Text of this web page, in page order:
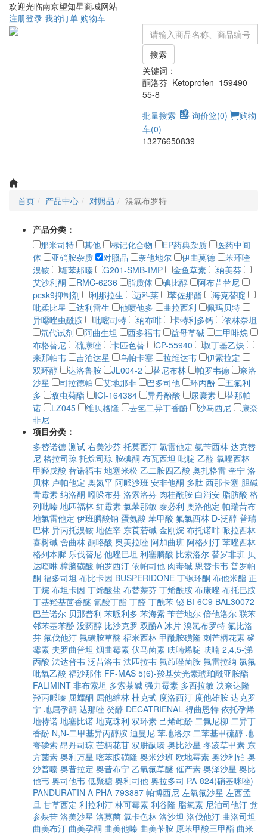
欢迎光临南京望知星商城网站
注册登录 我的订单 购物车
搜索
关键词：
酮洛芬 Ketoprofen 159490-
55-8
批量搜索
询价篮(0)
购物
车(0)
13276650839
首页 产品中心 对照品 溴氯布罗特
产品分类：
那米司特
其他 标记化合物 EP药典杂质
医药中间
体
亚硝胺杂质 对照品 奈他地尔 伊曲莫德
苯环喹
溴铵
缬苯那嗪 G201-SMB-IMP 金鱼草素
纳美芬
艾沙利酮
RMC-6236 脂质体 碘比醇
阿布昔替尼
pcsk9抑制剂
利那拉生 迈科莱 苯佐那酯
海克替啶
吡柔比星
达利雷生 他喷他多 曲拉西利
佩玛贝特
异噁唑虫酰胺
吡嘧司特 纳布啡 卡特利多钙
依林奈坦
氘代试剂
阿曲生坦 西多福韦 益母草碱
二甲啡烷
布格替尼
硫康唑 卡匹色替 CP-55940
叔丁基乙炔
来那帕韦
吉泊达星 乌帕卡塞 拉维达韦
伊索拉定
双环醇
达洛鲁胺 JL004-2 替尼布林 帕罗韦德
奈洛
沙星
司拉德帕 艾地那非 巴多司他 环丙酚
五氟利
多
敌虫菊酯 ICI-164384 异丹酚酸 尿囊素
替那帕
诺
LZ045 维贝格隆 去氢二异丁香酚 沙马西尼
康奈
非尼
项目分类：
多替诺德 测试 右美沙芬 托莫西汀 氯雷他定 氨苄西林 达克替
尼 格拉司琼 托烷司琼 胺碘酮 布瓦西坦 吡啶 乙醛 氯唑西林
甲羟戊酸 替诺福韦 地塞米松 乙二胺四乙酸 奥扎格雷 奎宁 洛
贝林 卢帕他定 奥氮平 阿哌沙班 安非他酮 多肽 西那卡塞 胆碱
青霉素 纳洛酮 吲哚布芬 洛索洛芬 肉桂酰胺 白消安 脂肪酸 格
列吡嗪 地匹福林 红霉素 氯苯那敏 泰必利 奥洛他定 帕瑞昔布
地氯雷他定 伊班膦酸钠 蛋氨酸 苯甲酸 氟氯西林 D-泛醇 普瑞
巴林 异丙托溴铵 地佐辛 东莨菪碱 金刚烷 布托诺啡 哌拉西林
喜树碱 舍曲林 酮咯酸 奥美拉唑 阿加曲班 阿格列汀 苯唑西林
格列本脲 乐伐替尼 他唑巴坦 利塞膦酸 比索洛尔 替罗非班 贝
达喹啉 樟脑磺酸 帕罗西汀 依帕司他 肉毒碱 恩替卡韦 普罗帕
酮 福多司坦 布比卡因 BUSPERIDONE 丁螺环酮 布他米酯 正
丁烷 布坦卡因 丁烯酸盐 布替萘芬 丁烯酰胺 布康唑 布托巴胺
丁基羟基茴香醚 氰酸丁酯 丁醛 丁酰苯 铋 BI-6C9 BAL30072
巴兰诺尔 贝那普利 苯哌利多 苯海索 苄普地尔 倍他洛尔 联苯
邻苯基苯酚 没药醇 比沙克罗 双酚A 冰片 溴氯布罗特 氟比洛
芬 氟伐他汀 氟磺胺草醚 福米西林 甲酰胺磺隆 刺芒柄花素 磷
霉素 夫罗曲普坦 烟曲霉素 伏马菌素 呋喃烯啶 呋喃 2,4,5-涕
丙酸 法达普韦 泛昔洛韦 法匹拉韦 氟茚唑菌胺 氟雷拉纳 氯氟
吡氧乙酸 福沙那伟 FF-MAS 5(6)-羧基荧光素琥珀酰亚胺酯
FALIMINT 非布索坦 多索茶碱 强力霉素 多西拉敏 决奈达隆
羟丙哌嗪 屈螺酮 屈他维林 杜克甙 度洛西汀 度他雄胺 达克罗
宁 地屈孕酮 达那唑 癸醇 DECATRIENAL 得曲恩特 依托孕烯
地特诺 地塞比诺 地克珠利 双环素 己烯雌酚 二氟尼柳 二异丁
香酚 N,N-二甲基异丙醇胺 迪曼尼 苯地洛尔 二苯基甲硫醇 地
夸磷索 昂丹司琼 芒柄花苷 双肼酞嗪 奥比沙星 冬凌草甲素 东
方菌素 奥利万星 嘧苯胺磺隆 奥米沙班 欧地霉素 奥沙利铂 奥
沙普嗪 奥昔拉定 奥昔布宁 乙氧氟草醚 催产素 奥泽沙星 奥比
他韦 奥司他韦 低聚糖 奥利司他 奥拉多司 PA-824(硝基咪唑)
PANDURATIN A PHA-793887 帕博西尼 左氧氟沙星 左西孟
旦 甘草西定 利拉利汀 林可霉素 利谷隆 脂氧素 尼泊司他汀 党
参炔苷 洛美沙星 洛莫菌 氯卡色林 洛沙坦 洛伐他汀 曲洛司坦
曲美布汀 曲美孕酮 曲美他嗪 曲美苄胺 原苯甲酸三甲酯 曲米